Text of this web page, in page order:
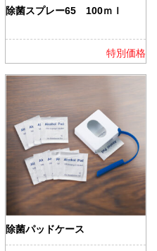
除菌スプレー65 100ｍｌ
特別価格
除菌パッドケース